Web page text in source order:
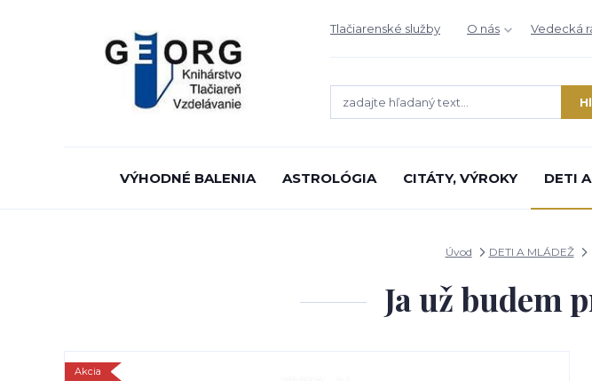
Tlačiarenské služby O nás Vedecká
VÝHODNÉ BALENIA ASTROLÓGIA CITÁTY, VÝROKY DETI
Úvod DETI A MLÁDEŽ
Ja už budem
Akcia